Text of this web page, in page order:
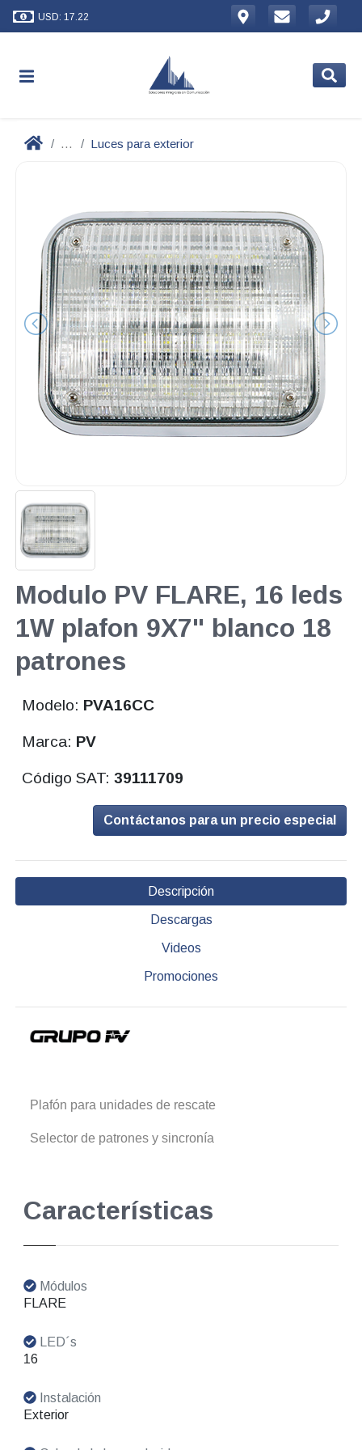
USD: 17.22
... Luces para exterior
Modulo PV FLARE, 16 leds
1W plafon 9X7" blanco 18
patrones
Modelo: PVA16CC
Marca: PV
Código SAT:39111709
Contáctanos para un precio especial
Descripción
Descargas
Videos
Promociones
Plafón para unidades de rescate
Selector de patrones y sincronía
Características
Módulos
FLARE
LED´s
16
Instalación
Exterior